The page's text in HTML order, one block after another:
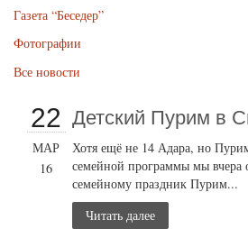
Газета “Беседер”
Фотографии
Все новости
22
МАР
16
Детский Пурим в
Хотя ещё не 14 Адара, но
семейной программы мы вчера
семейному праздник Пурим...
Читать далее